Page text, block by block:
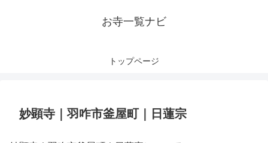
お寺一覧ナビ
トップページ
妙顕寺｜羽咋市釜屋町｜日蓮宗